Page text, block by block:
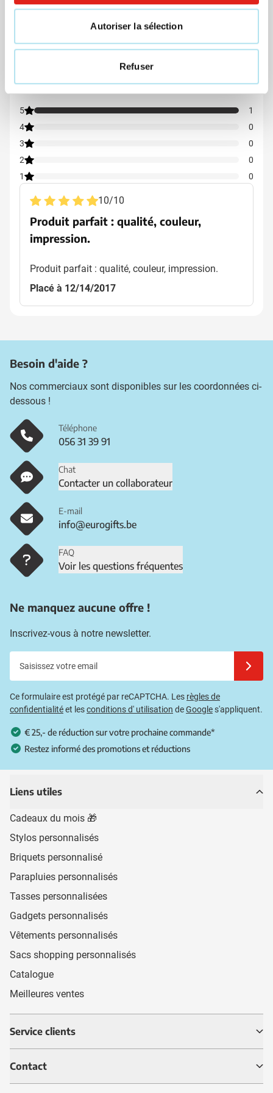
Autoriser la sélection
Refuser
Avis
Note moyenne : 10 sur 10
10/10(1 Avis)
5
1
4
0
3
0
2
0
1
0
10/10
Produit parfait : qualité, couleur,
impression.
Produit parfait : qualité, couleur, impression.
Placé à 12/14/2017
Besoin d'aide ?
Nos commerciaux sont disponibles sur les coordonnées ci-
dessous !
Téléphone
056 31 39 91
Chat
Contacter un collaborateur
E-mail
info@eurogifts.be
FAQ
Voir les questions fréquentes
Ne manquez aucune offre !
Inscrivez-vous à notre newsletter.
Ce formulaire est protégé par reCAPTCHA. Les règles de
confidentialitéet lesconditions d' utilisation deGoogles'appliquent.
€ 25,- de réduction sur votre prochaine commande*
Restez informé des promotions et réductions
Liens utiles
Cadeaux du mois 🎁
Stylos personnalisés
Briquets personnalisé
Parapluies personnalisés
Tasses personnalisées
Gadgets personnalisés
Vêtements personnalisés
Sacs shopping personnalisés
Catalogue
Meilleures ventes
Service clients
Contact